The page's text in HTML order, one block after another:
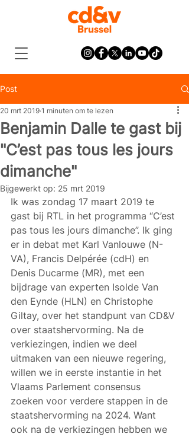
Post
Benjamin Dalle te gast bij
"C’est pas tous les jours
dimanche"
20 mrt 2019 1 minuten om te lezen
Bijgewerkt op: 25 mrt 2019
Ik was zondag 17 maart 2019 te
gast bij RTL in het programma “C’est
pas tous les jours dimanche”. Ik ging
er in debat met Karl Vanlouwe (N-
VA), Francis Delpérée (cdH) en
Denis Ducarme (MR), met een
bijdrage van experten Isolde Van
den Eynde (HLN) en Christophe
Giltay, over het standpunt van CD&V
over staatshervorming. Na de
verkiezingen, indien we deel
uitmaken van een nieuwe regering,
willen we in eerste instantie in het
Vlaams Parlement consensus
zoeken voor verdere stappen in de
staatshervorming na 2024. Want
ook na de verkiezingen hebben we